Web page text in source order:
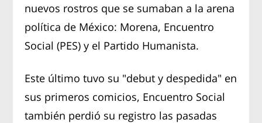
nuevos rostros que se sumaban a la arena
política de México: Morena, Encuentro
Social (PES) y el Partido Humanista.
Este último tuvo su "debut y despedida" en
sus primeros comicios, Encuentro Social
también perdió su registro las pasadas